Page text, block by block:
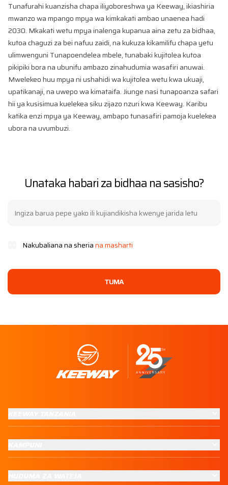
Tunafurahi kuanzisha chapa iliyoboreshwa ya Keeway, ikiashiria
mwanzo wa mpango mpya wa kimkakati ambao unaenea hadi
2030. Mkakati wetu mpya inalenga kupanua aina zetu za bidhaa,
kutoa chaguzi za bei nafuu zaidi, na kukuza kikamilifu chapa yetu
ulimwenguni Tunapoendelea mbele, tunabaki kujitolea kutoa
pikipiki bora na ubunifu ambazo zinahudumia wasafiri anuwai.
Mwelekeo huu mpya ni ushahidi wa kujitolea wetu kwa ukuaji,
upatikanaji, na uwepo wa kimataifa. Jiunge nasi tunapoanza safari
hii ya kusisimua kuelekea siku zijazo nzuri kwa Keeway. Karibu
katika enzi mpya ya Keeway, ambapo tunasafiri pamoja kuelekea
ubora na uvumbuzi.
Unataka habari za bidhaa na sasisho?
Nakubaliana na sheriana masharti
TUMA